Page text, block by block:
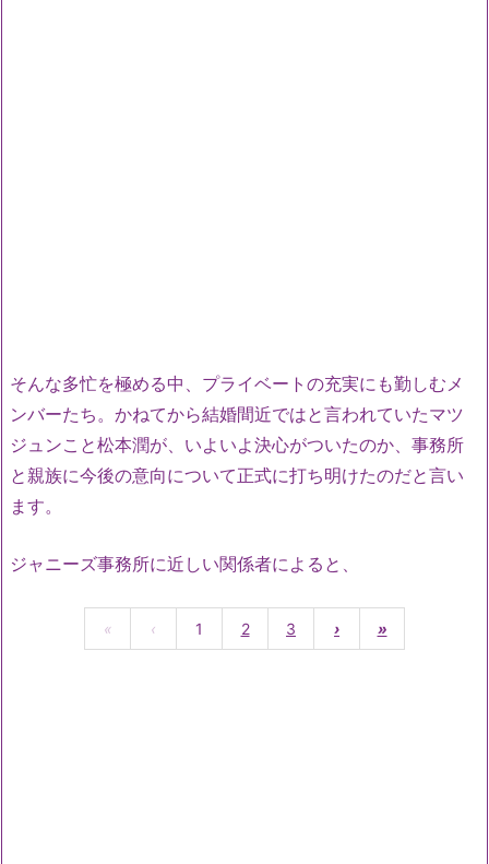
そんな多忙を極める中、プライベートの充実にも勤しむメ
ンバーたち。かねてから結婚間近ではと言われていたマツ
ジュンこと松本潤が、いよいよ決心がついたのか、事務所
と親族に今後の意向について正式に打ち明けたのだと言い
ます。
ジャニーズ事務所に近しい関係者によると、
« ‹ 1 2 3 › »